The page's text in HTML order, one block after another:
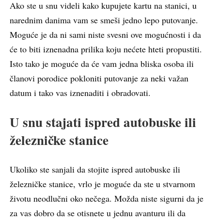
Ako ste u snu videli kako kupujete kartu na stanici, u
narednim danima vam se smeši jedno lepo putovanje.
Moguće je da ni sami niste svesni ove mogućnosti i da
će to biti iznenadna prilika koju nećete hteti propustiti.
Isto tako je moguće da će vam jedna bliska osoba ili
članovi porodice pokloniti putovanje za neki važan
datum i tako vas iznenaditi i obradovati.
U snu stajati ispred autobuske ili
železničke stanice
Ukoliko ste sanjali da stojite ispred autobuske ili
železničke stanice, vrlo je moguće da ste u stvarnom
životu neodlučni oko nečega. Možda niste sigurni da je
za vas dobro da se otisnete u jednu avanturu ili da